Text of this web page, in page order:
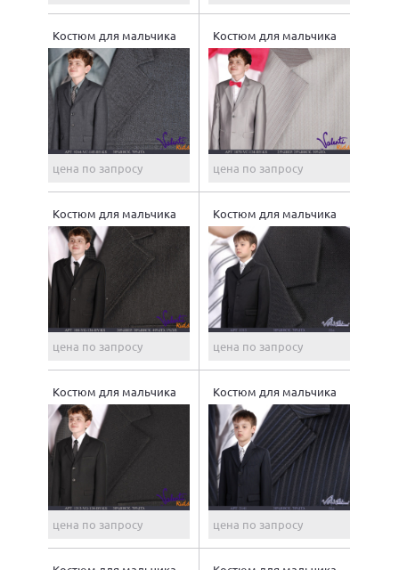
Костюм для мальчика
цена по запросу
Костюм для мальчика
цена по запросу
Костюм для мальчика
цена по запросу
Костюм для мальчика
цена по запросу
Костюм для мальчика
цена по запросу
Костюм для мальчика
цена по запросу